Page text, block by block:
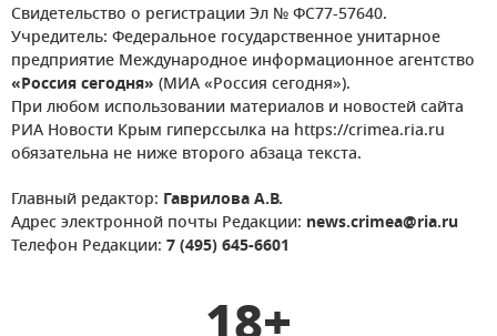
Свидетельство о регистрации Эл № ФС77-57640.
Учредитель: Федеральное государственное унитарное
предприятие Международное информационное агентство
«Россия сегодня» (МИА «Россия сегодня»).
При любом использовании материалов и новостей сайта
РИА Новости Крым гиперссылка на https://crimea.ria.ru
обязательна не ниже второго абзаца текста.
Главный редактор: Гаврилова А.В.
Адрес электронной почты Редакции: news.crimea@ria.ru
Телефон Редакции: 7 (495) 645-6601